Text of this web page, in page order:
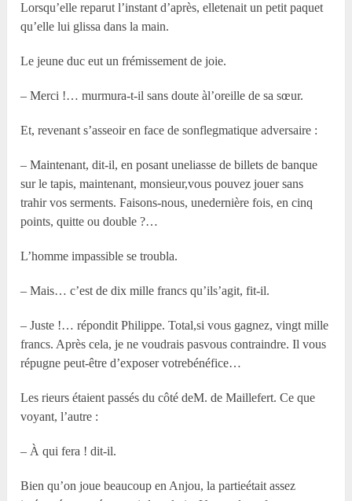
Lorsqu’elle reparut l’instant d’après, elletenait un petit paquet
qu’elle lui glissa dans la main.
Le jeune duc eut un frémissement de joie.
– Merci !… murmura-t-il sans doute àl’oreille de sa sœur.
Et, revenant s’asseoir en face de sonflegmatique adversaire :
– Maintenant, dit-il, en posant uneliasse de billets de banque
sur le tapis, maintenant, monsieur,vous pouvez jouer sans
trahir vos serments. Faisons-nous, unedernière fois, en cinq
points, quitte ou double ?…
L’homme impassible se troubla.
– Mais… c’est de dix mille francs qu’ils’agit, fit-il.
– Juste !… répondit Philippe. Total,si vous gagnez, vingt mille
francs. Après cela, je ne voudrais pasvous contraindre. Il vous
répugne peut-être d’exposer votrebénéfice…
Les rieurs étaient passés du côté deM. de Maillefert. Ce que
voyant, l’autre :
– À qui fera ! dit-il.
Bien qu’on joue beaucoup en Anjou, la partieétait assez